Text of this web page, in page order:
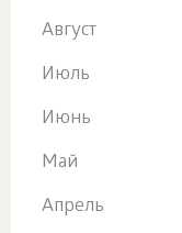
Август
Июль
Июнь
Май
Апрель